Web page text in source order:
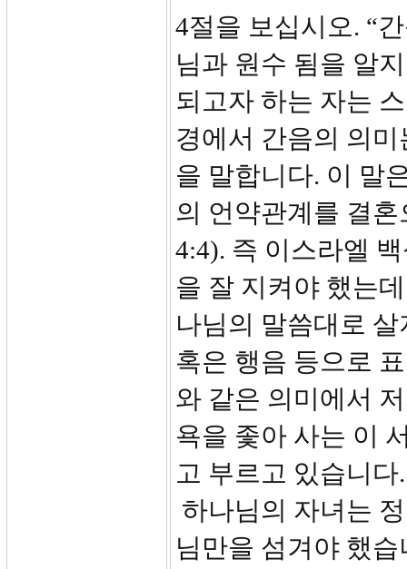
4절을 보십시오. “
님과 원수 됨을 알
되고자 하는 자는
경에서 간음의 의
을 말합니다. 이 말
의 언약관계를 결
4:4). 즉 이스라엘
을 잘 지켜야 했는
나님의 말씀대로
혹은 행음 등으로
와 같은 의미에서
욕을 좇아 사는 이
고 부르고 있습니다.
하나님의 자녀는
님만을 섬겨야 했